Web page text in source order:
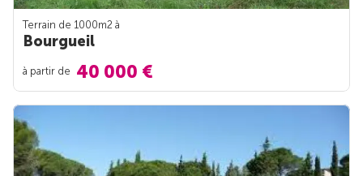
Terrain de 1000m2 à
Bourgueil
à partir de 40 000 €